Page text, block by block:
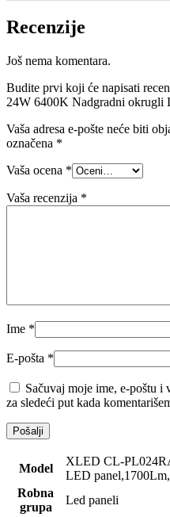
Recenzije
Još nema komentara.
Budite prvi koji će napisati
24W 6400K Nadgradni okrugli
Vaša adresa e-pošte neće biti
označena *
Vaša ocena *
Vaša recenzija *
Ime *
E-pošta *
Sačuvaj moje ime, e-poštu i
za sledeći put kada
Model
XLED CL-
LED
Robna
grupa
Led paneli